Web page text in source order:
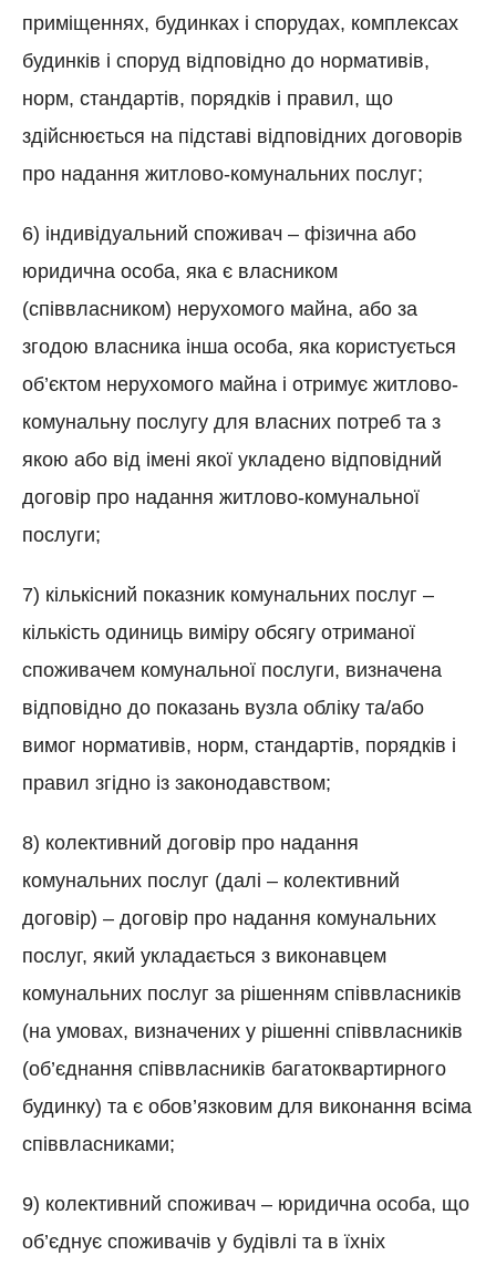
приміщеннях, будинках і спорудах, комплексах
будинків і споруд відповідно до нормативів,
норм, стандартів, порядків і правил, що
здійснюється на підставі відповідних договорів
про надання житлово-комунальних послуг;
6) індивідуальний споживач – фізична або
юридична особа, яка є власником
(співвласником) нерухомого майна, або за
згодою власника інша особа, яка користується
об’єктом нерухомого майна і отримує житлово-
комунальну послугу для власних потреб та з
якою або від імені якої укладено відповідний
договір про надання житлово-комунальної
послуги;
7) кількісний показник комунальних послуг –
кількість одиниць виміру обсягу отриманої
споживачем комунальної послуги, визначена
відповідно до показань вузла обліку та/або
вимог нормативів, норм, стандартів, порядків і
правил згідно із законодавством;
8) колективний договір про надання
комунальних послуг (далі – колективний
договір) – договір про надання комунальних
послуг, який укладається з виконавцем
комунальних послуг за рішенням співвласників
(на умовах, визначених у рішенні співвласників
(об’єднання співвласників багатоквартирного
будинку) та є обов’язковим для виконання всіма
співвласниками;
9) колективний споживач – юридична особа, що
об’єднує споживачів у будівлі та в їхніх